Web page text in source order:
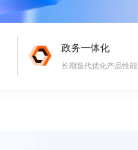
政务一体化
长期迭代优化产品性能